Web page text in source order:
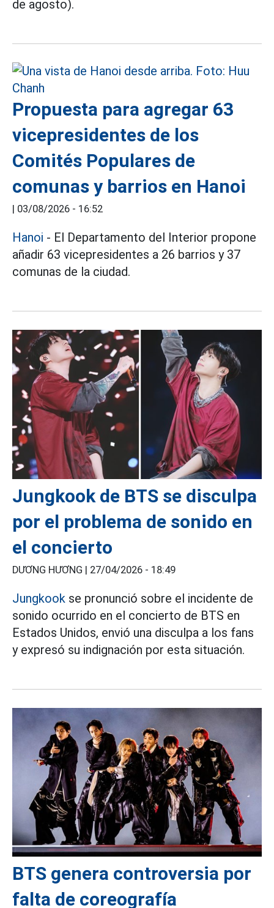
de agosto).
Propuesta para agregar 63
vicepresidentes de los
Comités Populares de
comunas y barrios en Hanoi
03/08/2026 - 16:52
Hanoi - El Departamento del Interior propone
añadir 63 vicepresidentes a 26 barrios y 37
comunas de la ciudad.
Jungkook de BTS se disculpa
por el problema de sonido en
el concierto
DƯƠNG HƯƠNG | 27/04/2026 - 18:49
Jungkook se pronunció sobre el incidente de
sonido ocurrido en el concierto de BTS en
Estados Unidos, envió una disculpa a los fans
y expresó su indignación por esta situación.
BTS genera controversia por
falta de coreografía